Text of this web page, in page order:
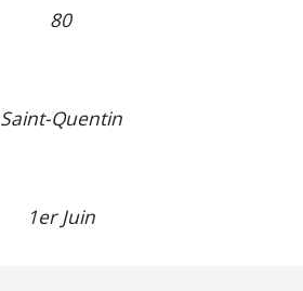
80
Saint-Quentin
1er Juin